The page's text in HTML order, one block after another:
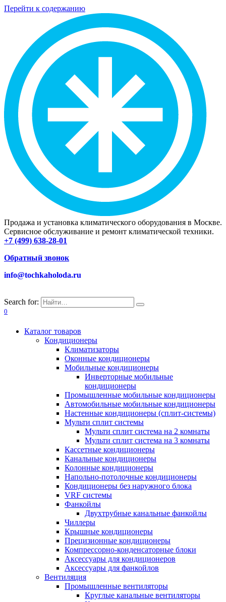
Перейти к содержанию
Продажа и установка климатического оборудования в Москве.
Сервисное обслуживание и ремонт климатической техники.
+7 (499) 638-28-01
Обратный звонок
info@tochkaholoda.ru
Search for:
0
Каталог товаров
Кондиционеры
Климатизаторы
Оконные кондиционеры
Мобильные кондиционеры
Инверторные мобильные
кондиционеры
Промышленные мобильные кондиционеры
Автомобильные мобильные кондиционеры
Настенные кондиционеры (сплит-системы)
Мульти сплит системы
Мульти сплит система на 2 комнаты
Мульти сплит система на 3 комнаты
Кассетные кондиционеры
Канальные кондиционеры
Колонные кондиционеры
Напольно-потолочные кондиционеры
Кондиционеры без наружного блока
VRF системы
Фанкойлы
Двухтрубные канальные фанкойлы
Чиллеры
Крышные кондиционеры
Прецизионные кондиционеры
Компрессорно-конденсаторные блоки
Аксессуары для кондиционеров
Аксессуары для фанкойлов
Вентиляция
Промышленные вентиляторы
Круглые канальные вентиляторы